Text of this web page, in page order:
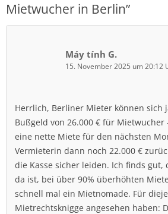
Mietwucher in Berlin”
Máy tính G.
15. November 2025 um 20:12
Herrlich, Berliner Mieter können sich
Bußgeld von 26.000 € für Mietwucher
eine nette Miete für den nächsten
Vermieterin dann noch 22.000 €
die Kasse sicher leiden. Ich finds gut,
da ist, bei über 90% überhöhten
schnell mal ein Mietnomade. Für
Mietrechtsknigge angesehen haben: